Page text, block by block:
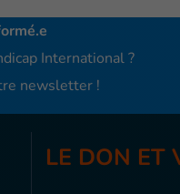
International ?
newsletter !
LE DON ET